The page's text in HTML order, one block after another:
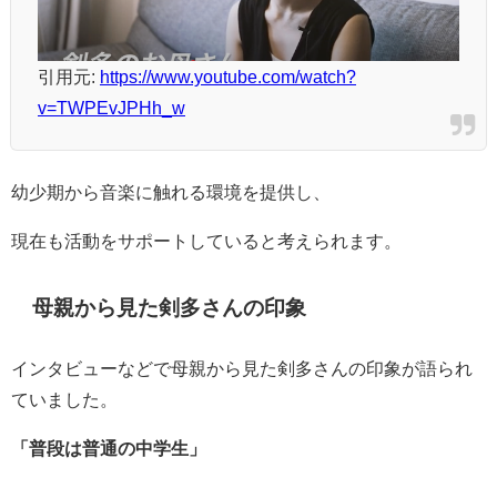
引用元: https://www.youtube.com/watch?
v=TWPEvJPHh_w
幼少期から音楽に触れる環境を提供し、
現在も活動をサポートしていると考えられます。
母親から見た剣多さんの印象
インタビューなどで母親から見た剣多さんの印象が語られ
ていました。
「普段は普通の中学生」